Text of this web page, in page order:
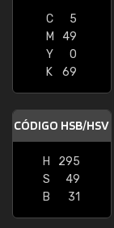
C
5
M
49
Y
0
K
69
CÓDIGO HSB/HSV
H
295
S
49
B
31